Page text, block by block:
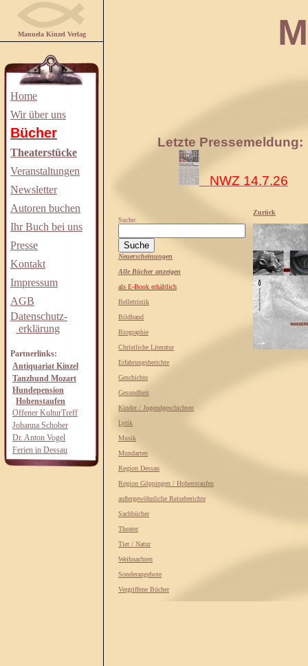
Manuela Kinzel Verlag
Home
Wir über uns
Bücher
Theaterstücke
Veranstaltungen
Newsletter
Autoren buchen
Ihr Buch bei uns
Presse
Kontakt
Impressum
AGB
Datenschutz-
erklärung
Partnerlinks:
Antiquariat Kinzel
Tanzhund Mozart
Hundepension
Hohenstaufen
Offener KulturTreff
Johanna Schober
Dr. Anton Vogel
Ferien in Dessau
Letzte Pressemeldung:
NWZ 14.7.26
Suche:
Neuerscheinungen
Alle Bücher anzeigen
als E-Book erhältlich
Belletristik
Bildband
Biographie
Christliche Literatur
Erfahrungsberichte
Geschichte
Gesundheit
Kinder / Jugendgeschichten
Lyrik
Musik
Mundarten
Region Dessau
Region Göppingen / Hohenstaufen
außergewöhnliche Reiseberichte
Sachbücher
Theater
Tier / Natur
Weihnachten
Sonderangebote
Vergriffene Bücher
Zurück